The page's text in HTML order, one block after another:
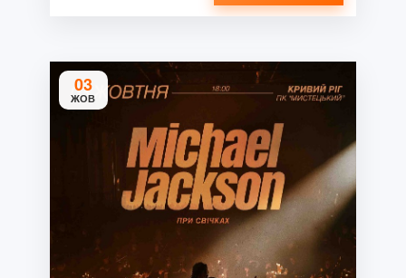
03
ЖОВ